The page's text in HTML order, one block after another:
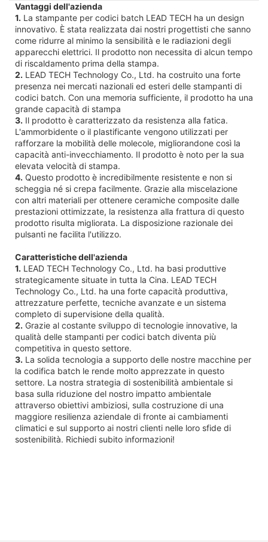
Vantaggi dell'azienda
1. La stampante per codici batch LEAD TECH ha un design
innovativo. È stata realizzata dai nostri progettisti che sanno
come ridurre al minimo la sensibilità e le radiazioni degli
apparecchi elettrici. Il prodotto non necessita di alcun tempo
di riscaldamento prima della stampa.
2. LEAD TECH Technology Co., Ltd. ha costruito una forte
presenza nei mercati nazionali ed esteri delle stampanti di
codici batch. Con una memoria sufficiente, il prodotto ha una
grande capacità di stampa
3. Il prodotto è caratterizzato da resistenza alla fatica.
L'ammorbidente o il plastificante vengono utilizzati per
rafforzare la mobilità delle molecole, migliorandone così la
capacità anti-invecchiamento. Il prodotto è noto per la sua
elevata velocità di stampa.
4. Questo prodotto è incredibilmente resistente e non si
scheggia né si crepa facilmente. Grazie alla miscelazione
con altri materiali per ottenere ceramiche composite dalle
prestazioni ottimizzate, la resistenza alla frattura di questo
prodotto risulta migliorata. La disposizione razionale dei
pulsanti ne facilita l'utilizzo.
Caratteristiche dell'azienda
1. LEAD TECH Technology Co., Ltd. ha basi produttive
strategicamente situate in tutta la Cina. LEAD TECH
Technology Co., Ltd. ha una forte capacità produttiva,
attrezzature perfette, tecniche avanzate e un sistema
completo di supervisione della qualità.
2. Grazie al costante sviluppo di tecnologie innovative, la
qualità delle stampanti per codici batch diventa più
competitiva in questo settore.
3. La solida tecnologia a supporto delle nostre macchine per
la codifica batch le rende molto apprezzate in questo
settore. La nostra strategia di sostenibilità ambientale si
basa sulla riduzione del nostro impatto ambientale
attraverso obiettivi ambiziosi, sulla costruzione di una
maggiore resilienza aziendale di fronte ai cambiamenti
climatici e sul supporto ai nostri clienti nelle loro sfide di
sostenibilità. Richiedi subito informazioni!